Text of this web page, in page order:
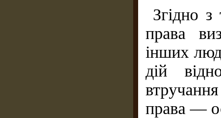
Згідно з
права
інших
дій
права —